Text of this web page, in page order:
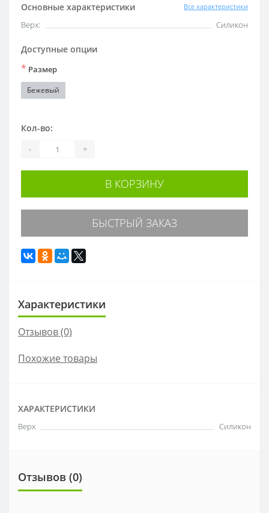
Основные характеристики Все характеристики
Верх: Силикон
Доступные опции
* Размер
Бежевый
Кол-во:
- +
В КОРЗИНУ
БЫСТРЫЙ ЗАКАЗ
Характеристики
Отзывов (0)
Похожие товары
ХАРАКТЕРИСТИКИ
Верх Силикон
Отзывов (0)